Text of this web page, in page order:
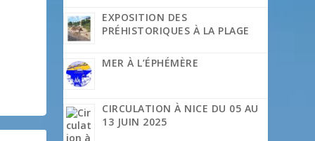
EXPOSITION DES
PRÉHISTORIQUES À LA PLAGE
MER À L’ÉPHÉMÈRE
CIRCULATION À NICE DU 05 AU
13 JUIN 2025